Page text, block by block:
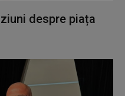
despre piața